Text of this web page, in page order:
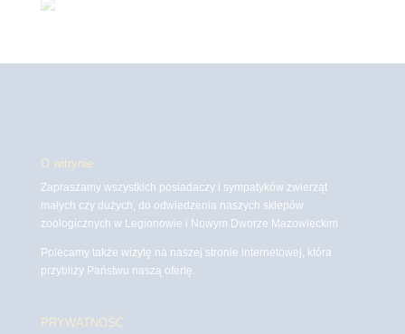
O witrynie
Zapraszamy wszystkich posiadaczy i sympatyków zwierząt
małych czy dużych, do odwiedzenia naszych sklepów
zoologicznych w Legionowie i Nowym Dworze Mazowieckim
Polecamy także wizytę na naszej stronie internetowej, która
przybliży Państwu naszą ofertę.
PRYWATNOŚĆ